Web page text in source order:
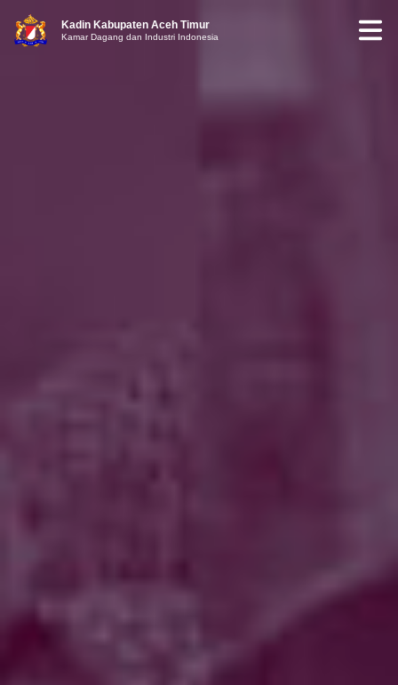
Kadin Kabupaten Aceh Timur
Kamar Dagang dan Industri Indonesia